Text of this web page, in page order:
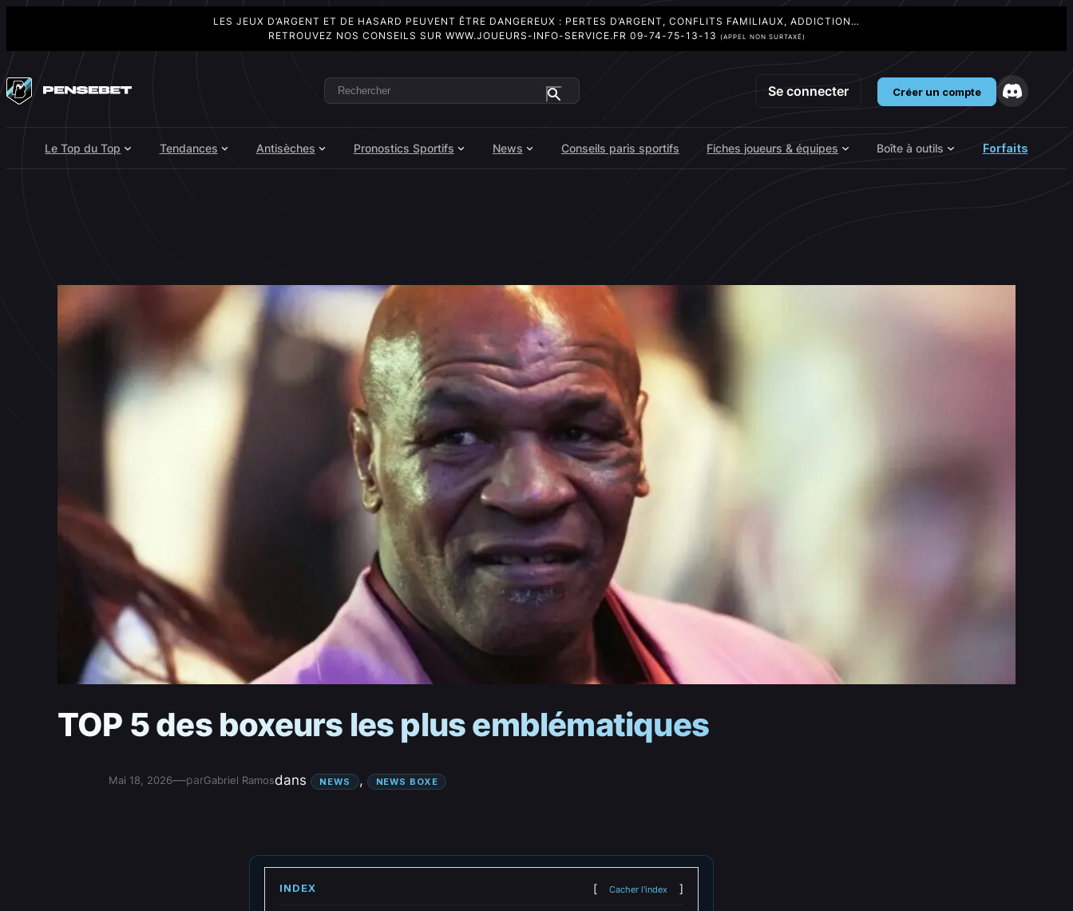
LES JEUX D’ARGENT ET DE HASARD PEUVENT ÊTRE DANGEREUX : PERTES D’ARGENT, CONFLITS FAMILIAUX, ADDICTION…
RETROUVEZ NOS CONSEILS SUR WWW.JOUEURS-INFO-SERVICE.FR 09-74-75-13-13 (APPEL NON SURTAXÉ)
au
contenu
Rechercher Se connecter Créer un compte
Le Top du Top Tendances Antisèches Pronostics Sportifs News Conseils paris sportifs Fiches joueurs & équipes Boîte à outils Forfaits
TOP 5 des boxeurs les plus emblématiques
Mai 18, 2026—parGabriel Ramosdans NEWS , NEWS BOXE
INDEX Cacher l'index